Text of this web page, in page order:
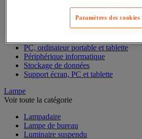
Imprimante, imprimante 3D et scanner
Matériel et câblage réseau
PC, ordinateur portable et tablette
Périphérique informatique
Stockage de données
Support écran, PC et tablette
Lampe
Voir toute la catégorie
Lampadaire
Lampe de bureau
Luminaire suspendu
Paramètres des cookies